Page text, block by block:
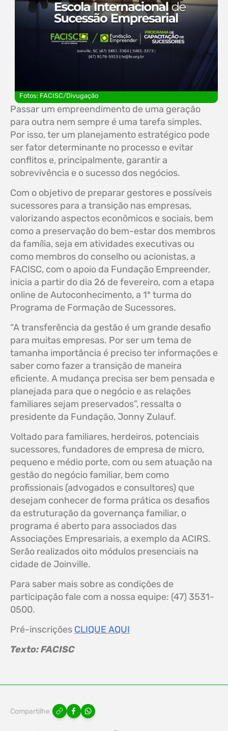
Fotos: FACISC/Divugação
Passar um empreendimento de uma geração
para outra nem sempre é uma tarefa simples.
Por isso, ter um planejamento estratégico pode
ser fator determinante no processo e evitar
conflitos e, principalmente, garantir a
sobrevivência e o sucesso dos negócios.
Com o objetivo de preparar gestores e possíveis
sucessores para a transição nas empresas,
valorizando aspectos econômicos e sociais, bem
como a preservação do bem-estar dos membros
da família, seja em atividades executivas ou
como membros do conselho ou acionistas, a
FACISC, com o apoio da Fundação Empreender,
inicia a partir do dia 26 de fevereiro, com a etapa
online de Autoconhecimento, a 1ª turma do
Programa de Formação de Sucessores.
“A transferência da gestão é um grande desafio
para muitas empresas. Por ser um tema de
tamanha importância é preciso ter informações e
saber como fazer a transição de maneira
eficiente. A mudança precisa ser bem pensada e
planejada para que o negócio e as relações
familiares sejam preservados”, ressalta o
presidente da Fundação, Jonny Zulauf.
Voltado para familiares, herdeiros, potenciais
sucessores, fundadores de empresa de micro,
pequeno e médio porte, com ou sem atuação na
gestão do negócio familiar, bem como
profissionais (advogados e consultores) que
desejam conhecer de forma prática os desafios
da estruturação da governança familiar, o
programa é aberto para associados das
Associações Empresariais, a exemplo da ACIRS.
Serão realizados oito módulos presenciais na
cidade de Joinville.
Para saber mais sobre as condições de
participação fale com a nossa equipe: (47) 3531-
0500.
Pré-inscrições CLIQUE AQUI
Texto: FACISC
Compartilhe